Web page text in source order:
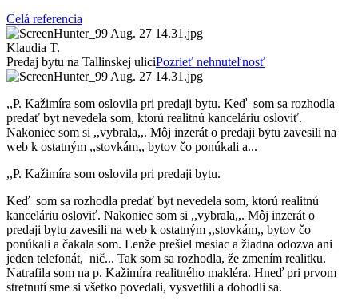
Celá referencia
Klaudia T.
Predaj bytu na Tallinskej uliciPozrieť nehnuteľnosť
,,P. Kažimíra som oslovila pri predaji bytu. Keď som sa rozhodla
predať byt nevedela som, ktorú realitnú kanceláriu osloviť.
Nakoniec som si ,,vybrala,,. Môj inzerát o predaji bytu zavesili na
web k ostatným ,,stovkám,, bytov čo ponúkali a...
,,P. Kažimíra som oslovila pri predaji bytu.
Keď som sa rozhodla predať byt nevedela som, ktorú realitnú
kanceláriu osloviť. Nakoniec som si ,,vybrala,,. Môj inzerát o
predaji bytu zavesili na web k ostatným ,,stovkám,, bytov čo
ponúkali a čakala som. Lenže prešiel mesiac a žiadna odozva ani
jeden telefonát, nič... Tak som sa rozhodla, že zmením realitku.
Natrafila som na p. Kažimíra realitného makléra. Hneď pri prvom
stretnutí sme si všetko povedali, vysvetlili a dohodli sa.